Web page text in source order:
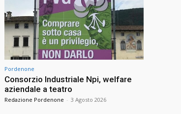
Pordenone
Consorzio Industriale Npi, welfare
aziendale a teatro
Redazione Pordenone - 3 Agosto 2026